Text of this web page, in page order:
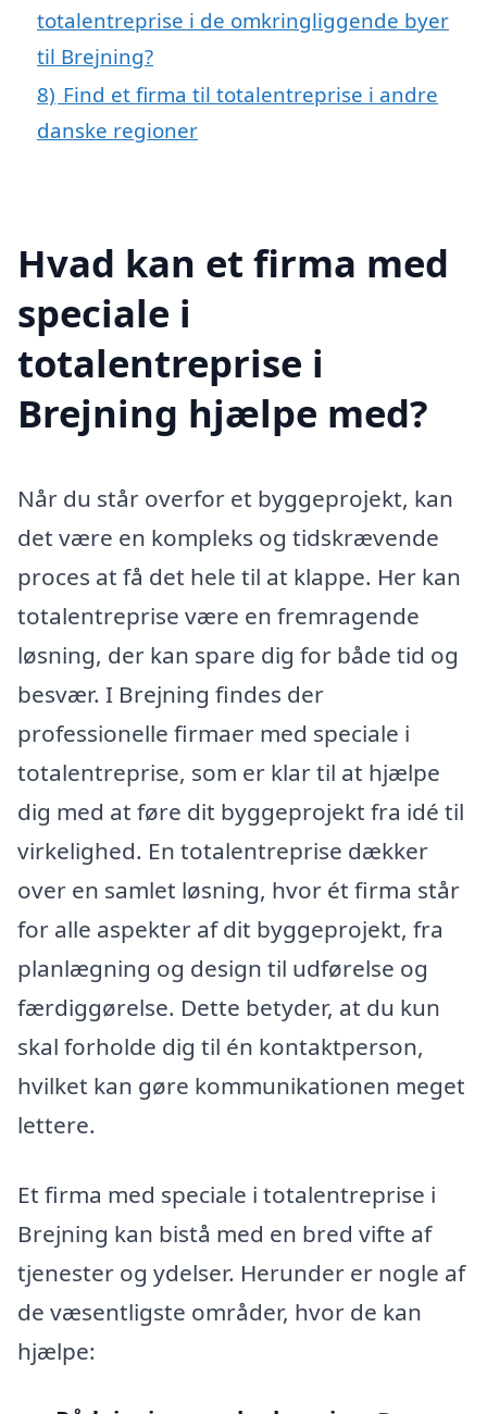
totalentreprise i de omkringliggende byer
til Brejning?
8) Find et firma til totalentreprise i andre
danske regioner
Hvad kan et firma med
speciale i
totalentreprise i
Brejning hjælpe med?
Når du står overfor et byggeprojekt, kan
det være en kompleks og tidskrævende
proces at få det hele til at klappe. Her kan
totalentreprise være en fremragende
løsning, der kan spare dig for både tid og
besvær. I Brejning findes der
professionelle firmaer med speciale i
totalentreprise, som er klar til at hjælpe
dig med at føre dit byggeprojekt fra idé til
virkelighed. En totalentreprise dækker
over en samlet løsning, hvor ét firma står
for alle aspekter af dit byggeprojekt, fra
planlægning og design til udførelse og
færdiggørelse. Dette betyder, at du kun
skal forholde dig til én kontaktperson,
hvilket kan gøre kommunikationen meget
lettere.
Et firma med speciale i totalentreprise i
Brejning kan bistå med en bred vifte af
tjenester og ydelser. Herunder er nogle af
de væsentligste områder, hvor de kan
hjælpe: